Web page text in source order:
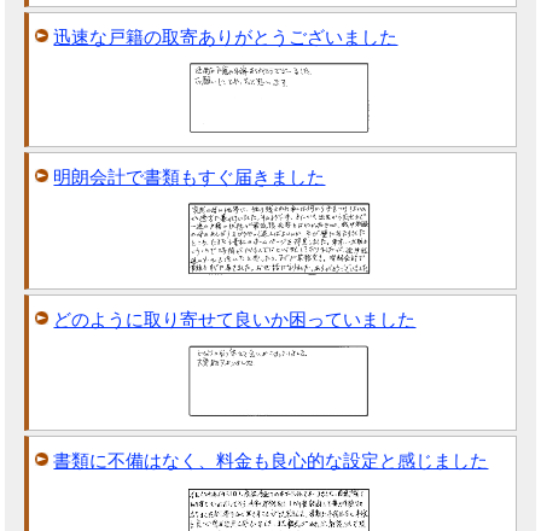
迅速な戸籍の取寄ありがとうございました
明朗会計で書類もすぐ届きました
どのように取り寄せて良いか困っていました
書類に不備はなく、料金も良心的な設定と感じました